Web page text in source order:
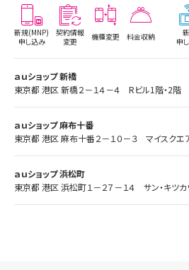
新規(MNP)
申し込み
契約情報
変更
機種変更 料金収納
申
ａｕショップ 新橋
東京都 港区 新橋２－１４－４ Rビル1階・2階
ａｕショップ 麻布十番
東京都 港区 麻布十番２－１０－３ マイスクエ
ａｕショップ 浜松町
東京都 港区 浜松町１－２７－１４ サン・キツカ